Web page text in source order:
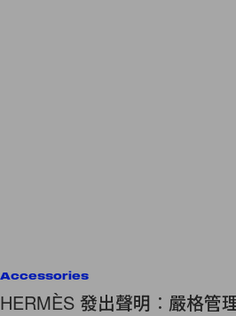
Accessories
HERMÈS 發出聲明︰嚴格管